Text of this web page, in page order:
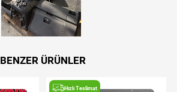
BENZER ÜRÜNLER
Hızlı Teslimat